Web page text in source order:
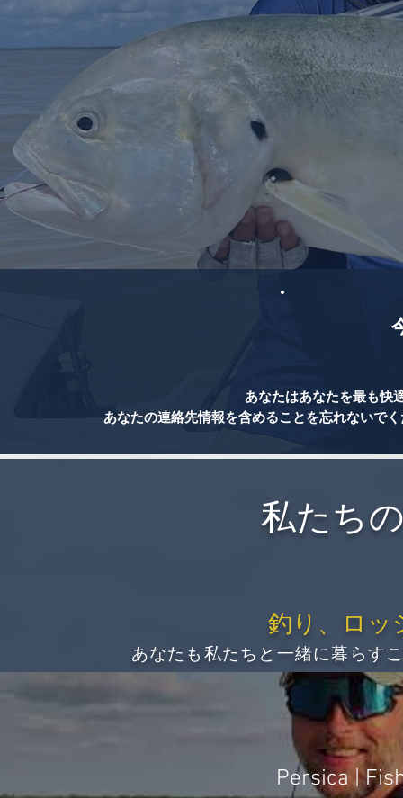
あなたはあなたを最も快
あなたの連絡先情報を含めることを忘れないで
私たち
釣り、ロッ
あなたも私たちと一緒に暮らす